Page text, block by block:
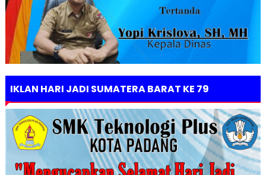
IKLAN HARI JADI SUMATERA BARAT KE 79